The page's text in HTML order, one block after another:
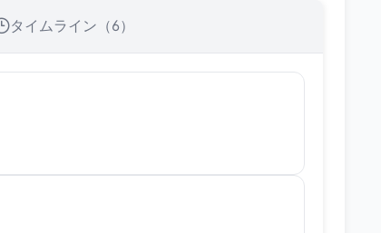
タイムライン（6）